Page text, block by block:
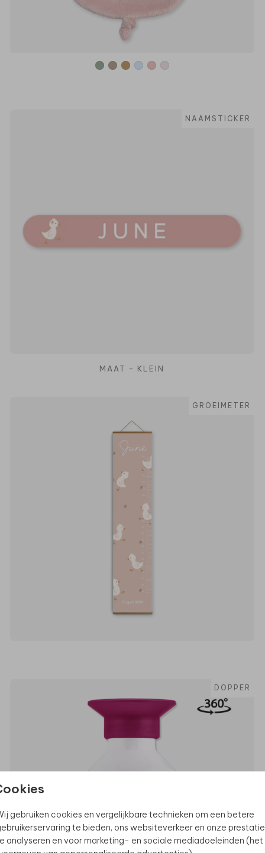
gebruiken cookies en vergelijkbare technieken om een betere
te bieden, ons websiteverkeer en onze
analyseren en voor marketing- en sociale mediadoeleinden (het
NAAMSTICKER
MAAT - KLEIN
GROEIMETER
DOPPER